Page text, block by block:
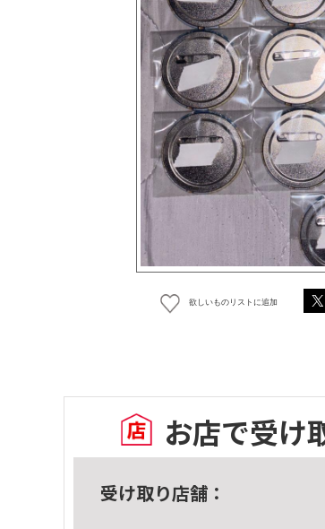
欲しいものリストに追加
お店で受け
受け取り店舗：